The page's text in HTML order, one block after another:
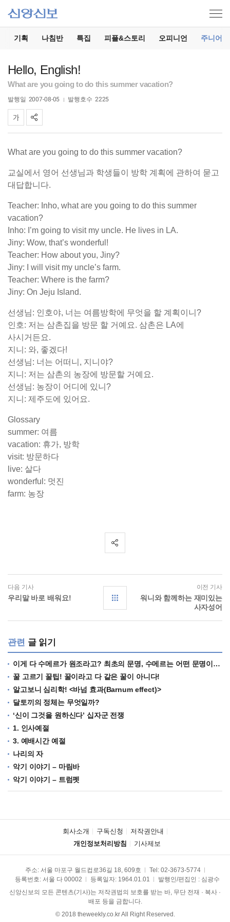
기획 나침반 특집 피플&스토리 오피니언 주니어
Hello, English!
What are you going to do this summer vacation?
발행일 2007-08-05 발행호수 2225
What are you going to do this summer vacation?
교실에서 영어 선생님과 학생들이 방학 계획에 관하여 묻고
대답합니다.
Teacher: Inho, what are you going to do this summer
vacation?
Inho: I’m going to visit my uncle. He lives in LA.
Jiny: Wow, that’s wonderful!
Teacher: How about you, Jiny?
Jiny: I will visit my uncle’s farm.
Teacher: Where is the farm?
Jiny: On Jeju Island.
선생님: 인호야, 너는 여름방학에 무엇을 할 계획이니?
인호: 저는 삼촌집을 방문 할 거예요. 삼촌은 LA에
사시거든요.
지니: 와, 좋겠다!
선생님: 너는 어떠니, 지니야?
지니: 저는 삼촌의 농장에 방문할 거예요.
선생님: 농장이 어디에 있니?
지니: 제주도에 있어요.
Glossary
summer: 여름
vacation: 휴가, 방학
visit: 방문하다
live: 살다
wonderful: 멋진
farm: 농장
다음 기사
우리말 바로 배워요!
이전 기사
워니와 함께하는 재미있는
사자성어
관련 글 읽기
이게 다 수메르가 원조라고? 최초의 문명, 수메르는 어떤 문명이었을까?
꿀 고르기 꿀팁! 꿀이라고 다 같은 꿀이 아니다!
알고보니 심리학! <바넘 효과(Barnum effect)>
달토끼의 정체는 무엇일까?
‘신이 그것을 원하신다’ 십자군 전쟁
1. 인사예절
3. 예배시간 예절
나리의 자
악기 이야기 – 마림바
악기 이야기 – 트럼펫
회사소개 구독신청
저작권안내
개인정보처리방침
기사제보
주소: 서울 마포구 월드컵로36길 18, 609호 Tel: 02-3673-5774
등록번호: 서울 다 00002
등록일자: 1964.01.01
발행인/편집인 : 심광수
신앙신보의 모든 콘텐츠(기사)는 저작권법의 보호를 받는 바, 무단 전재 · 복사 ·
배포 등을 금합니다.
© 2018 theweekly.co.kr All Right Reserved.